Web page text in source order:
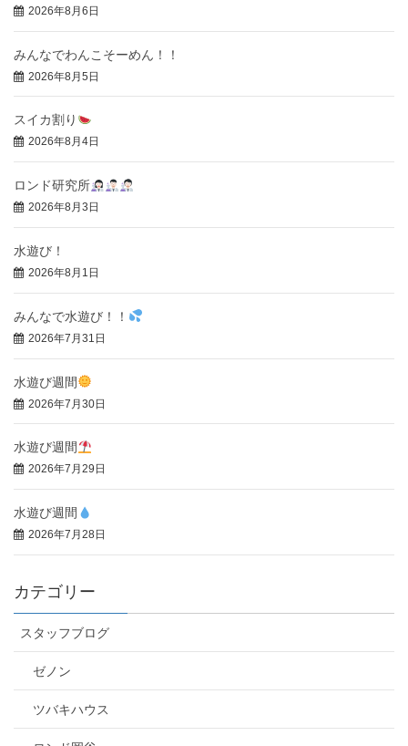
2026年8月6日
みんなでわんこそーめん！！
2026年8月5日
スイカ割り
2026年8月4日
ロンド研究所
2026年8月3日
水遊び！
2026年8月1日
みんなで水遊び！！
2026年7月31日
水遊び週間
2026年7月30日
水遊び週間
2026年7月29日
水遊び週間
2026年7月28日
カテゴリー
スタッフブログ
ゼノン
ツバキハウス